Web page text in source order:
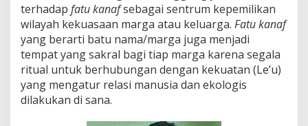
terhadap fatu kanafsebagai sentrum kepemilikan
wilayah kekuasaan marga atau keluarga. Fatu kanaf
yang berarti batu nama/marga juga menjadi
tempat yang sakral bagi tiap marga karena segala
ritual untuk berhubungan dengan kekuatan (Le’u)
yang mengatur relasi manusia dan ekologis
dilakukan di sana.